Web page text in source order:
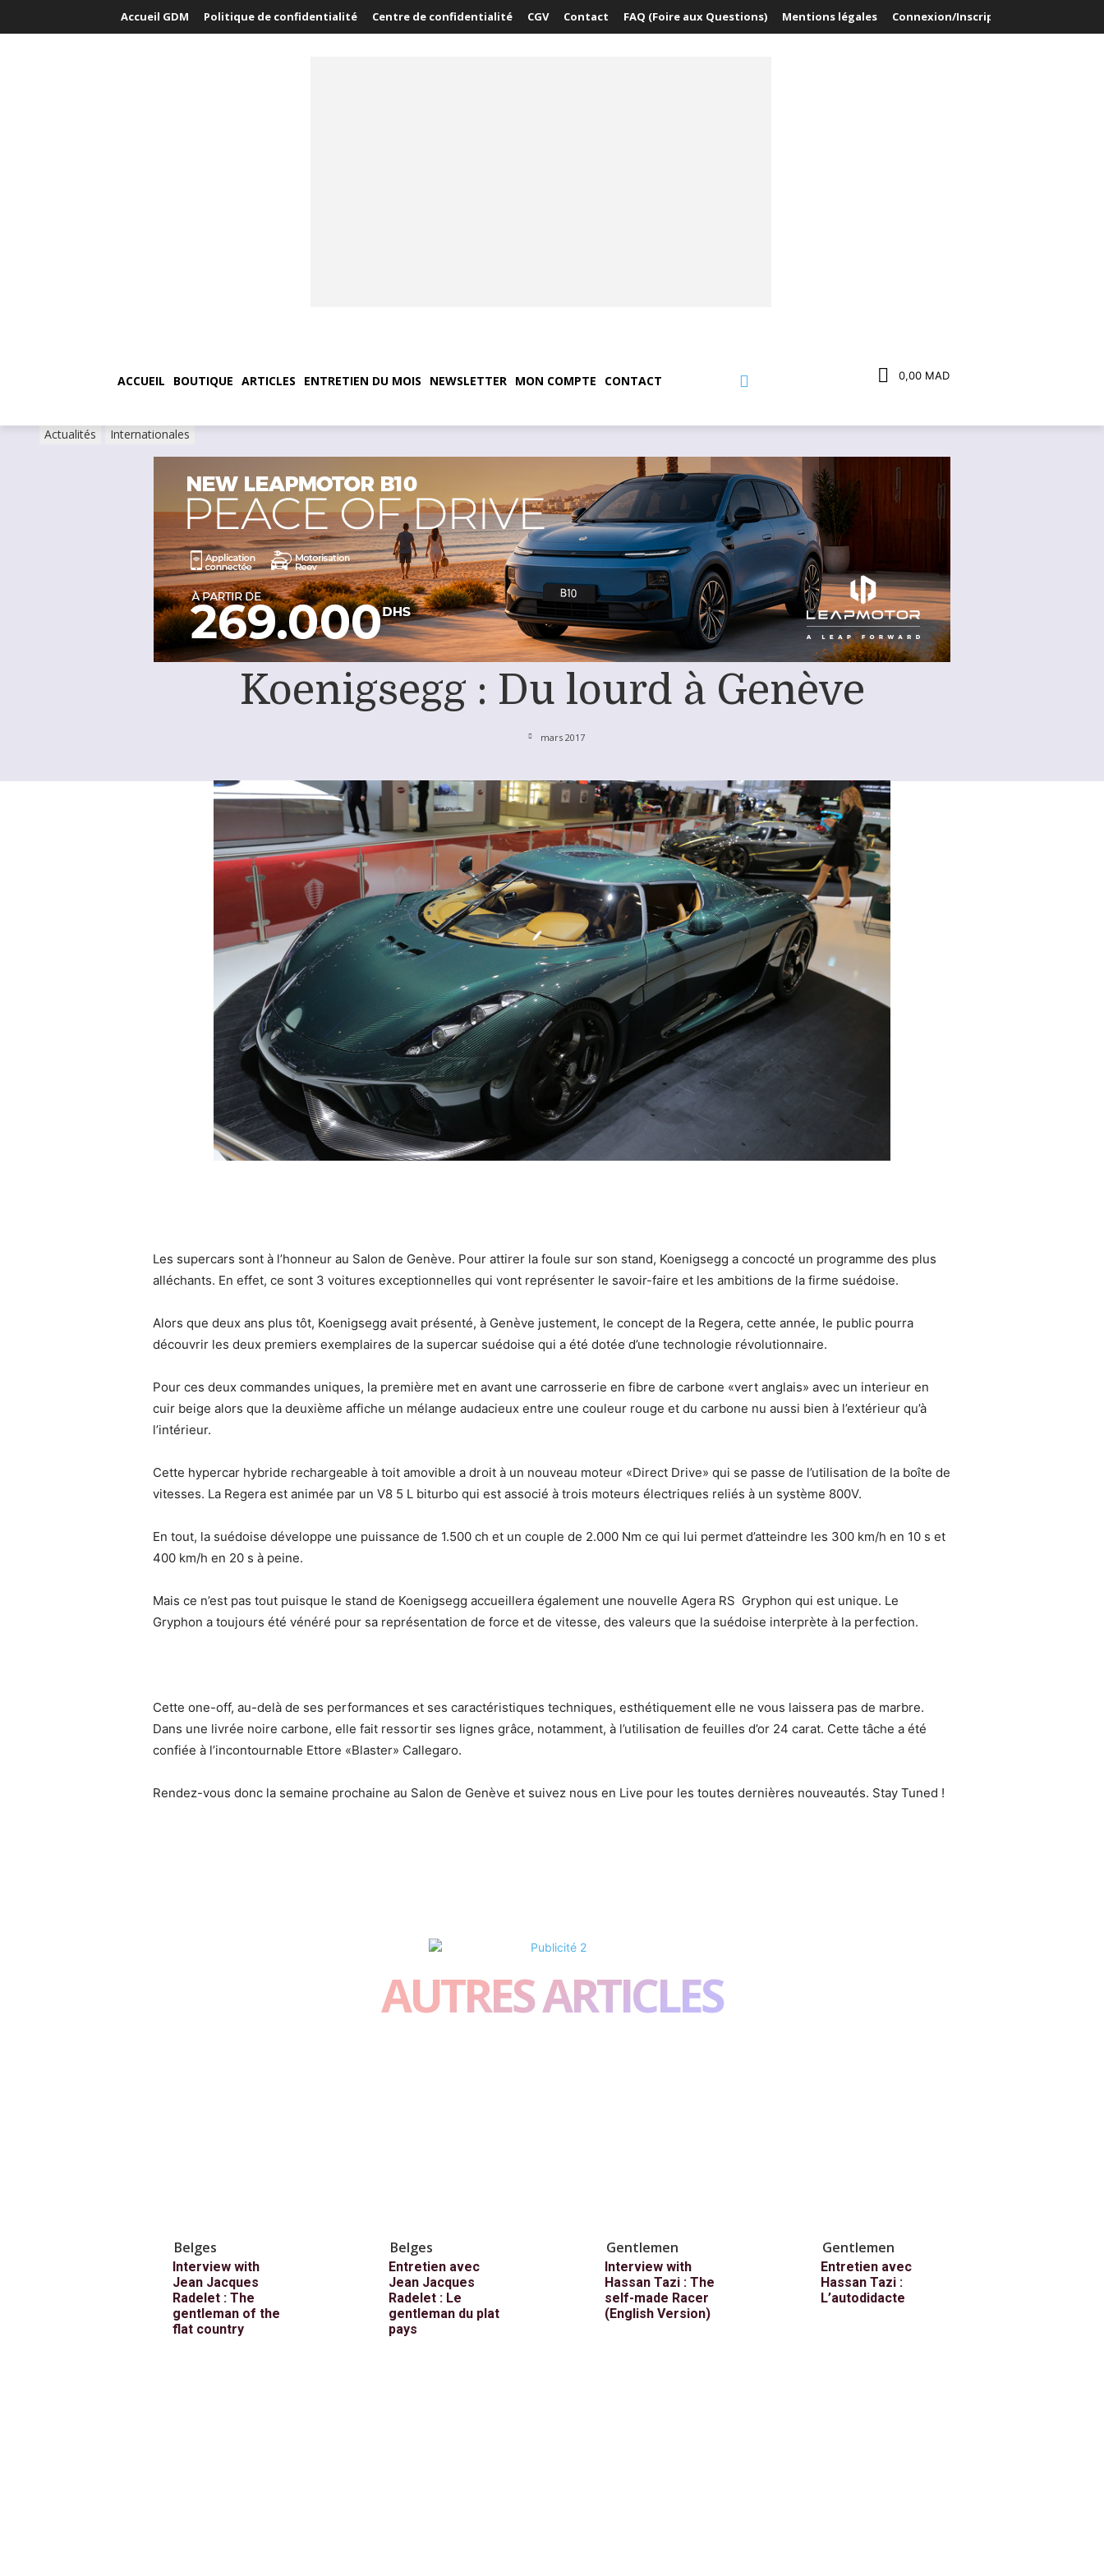
Accueil GDM Politique de confidentialité Centre de confidentialité CGV Contact FAQ (Foire aux Questions) Mentions légales Connexion/Inscription
ACCUEIL BOUTIQUE ARTICLES ENTRETIEN DU MOIS NEWSLETTER MON COMPTE CONTACT 0,00 MAD
Actualités Internationales
Koenigsegg : Du lourd à Genève
mars 2017
Les supercars sont à l’honneur au Salon de Genève. Pour attirer la foule sur son stand, Koenigsegg a concocté un programme des plus
alléchants. En effet, ce sont 3 voitures exceptionnelles qui vont représenter le savoir-faire et les ambitions de la firme suédoise.
Alors que deux ans plus tôt, Koenigsegg avait présenté, à Genève justement, le concept de la Regera, cette année, le public pourra
découvrir les deux premiers exemplaires de la supercar suédoise qui a été dotée d’une technologie révolutionnaire.
Pour ces deux commandes uniques, la première met en avant une carrosserie en fibre de carbone «vert anglais» avec un interieur en
cuir beige alors que la deuxième affiche un mélange audacieux entre une couleur rouge et du carbone nu aussi bien à l’extérieur qu’à
l’intérieur.
Cette hypercar hybride rechargeable à toit amovible a droit à un nouveau moteur «Direct Drive» qui se passe de l’utilisation de la boîte de
vitesses. La Regera est animée par un V8 5 L biturbo qui est associé à trois moteurs électriques reliés à un système 800V.
En tout, la suédoise développe une puissance de 1.500 ch et un couple de 2.000 Nm ce qui lui permet d’atteindre les 300 km/h en 10 s et
400 km/h en 20 s à peine.
Mais ce n’est pas tout puisque le stand de Koenigsegg accueillera également une nouvelle Agera RS Gryphon qui est unique. Le
Gryphon a toujours été vénéré pour sa représentation de force et de vitesse, des valeurs que la suédoise interprète à la perfection.
Cette one-off, au-delà de ses performances et ses caractéristiques techniques, esthétiquement elle ne vous laissera pas de marbre.
Dans une livrée noire carbone, elle fait ressortir ses lignes grâce, notamment, à l’utilisation de feuilles d’or 24 carat. Cette tâche a été
confiée à l’incontournable Ettore «Blaster» Callegaro.
Rendez-vous donc la semaine prochaine au Salon de Genève et suivez nous en Live pour les toutes dernières nouveautés. Stay Tuned !
AUTRES ARTICLES
Belges
Interview with
Jean Jacques
Radelet : The
gentleman of the
flat country
Belges
Entretien avec
Jean Jacques
Radelet : Le
gentleman du plat
pays
Gentlemen
Interview with
Hassan Tazi : The
self-made Racer
(English Version)
Gentlemen
Entretien avec
Hassan Tazi :
L’autodidacte